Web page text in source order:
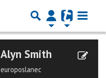
Alyn Smith
europoslanec